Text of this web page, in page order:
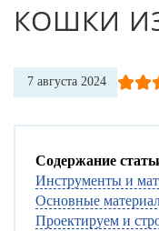
КОШКИ
7 августа 2024
Содержание
Инструменты и
Основные
Проектируем и